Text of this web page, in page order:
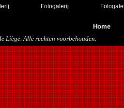
Fotogalerij
Home
Liège. Alle rechten voorbehouden.